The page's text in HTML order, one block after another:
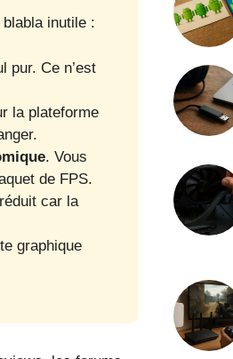
inutile :
pur. Ce n’est
la plateforme
. Vous
de FPS.
car la
graphique